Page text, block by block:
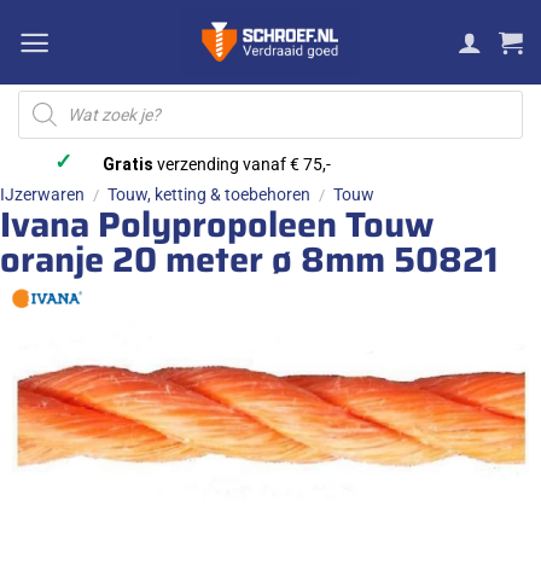
naar
inhoud
Producten
zoeken
✓ Gratis verzending vanaf € 75,-
IJzerwaren / Touw, ketting & toebehoren / Touw
Ivana Polypropoleen Touw
oranje 20 meter ø 8mm 50821